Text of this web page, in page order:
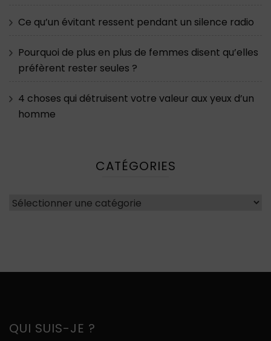
Ce qu’un évitant ressent pendant un silence radio
Pourquoi de plus en plus de femmes disent qu’elles
préfèrent rester seules ?
4 choses qui détruisent votre valeur aux yeux d’un
homme
CATÉGORIES
Catégories
QUI SUIS-JE ?